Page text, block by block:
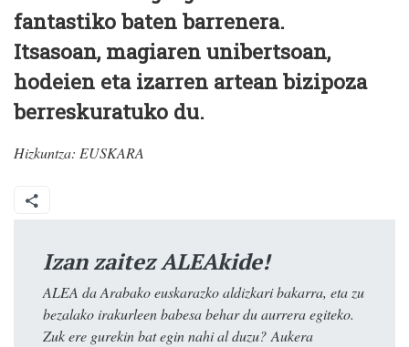
fantastiko baten barrenera.
Itsasoan, magiaren unibertsoan,
hodeien eta izarren artean bizipoza
berreskuratuko du.
Hizkuntza: EUSKARA
Izan zaitez ALEAkide!
ALEA da Arabako euskarazko aldizkari bakarra, eta zu
bezalako irakurleen babesa behar du aurrera egiteko.
Zuk ere gurekin bat egin nahi al duzu? Aukera